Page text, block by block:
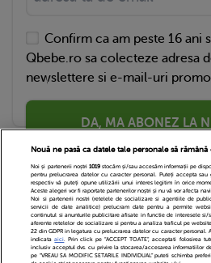
Confirm ca am peste 16 ani
Qbebe.ro sa colecteze adresa
newslettere si e-mail-uri
DA, MA ABONEZ LA
Echipa Editoriala
Nouă ne pasă ca datele tale personale să
Noi și partenerii noștri 1019stocăm și/sau accesăm informații pe
pentru prelucrarea datelor cu caracter personal. Puteți accepta
respectiv vă puteți opune utilizării unui interes legitim în orice
Aceste alegeri vor fi raportate partenerilor noștri și nu vă vor afecta
Noi si partenerii nostri (retelele de socializare si agentiile de
servicii de date analitice) prelucram date pentru a permite
continutul si anunturile publicitare afisate in functie de interesele si/
aferente retelelor de socializare si pentru a analiza traficul pe
22 din GDPR in legatura cu prelucrarea datelor cu caracter personal.
indicataaici. Prin click pe “ACCEPT TOATE”, acceptati folosirea
inclusiv acceptul dvs. cu privire la stocarea/accesarea informatiilor
pe “VREAU SA MODIFIC SETARILE INDIVIDUAL” puteti schimba